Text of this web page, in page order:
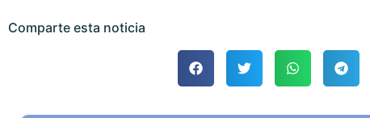
Comparte esta noticia